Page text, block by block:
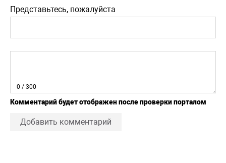
Представьтесь, пожалуйста
0 / 300
Комментарий будет отображен после проверки порталом
Добавить комментарий